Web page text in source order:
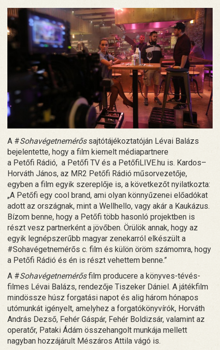
A #Sohavégetnemérőssajtótájékoztatóján Lévai Balázs
bejelentette, hogy a film kiemelt médiapartnere
a Petőfi Rádió, a Petőfi TV és a PetőfiLIVE.hu is. Kardos–
Horváth János, az MR2 Petőfi Rádió műsorvezetője,
egyben a film egyik szereplője is, a következőt nyilatkozta:
„A Petőfi egy cool brand, ami olyan könnyűzenei előadókat
adott az országnak, mint a Wellhello, vagy akár a Kaukázus.
Bízom benne, hogy a Petőfi több hasonló projektben is
részt vesz partnerként a jövőben. Örülök annak, hogy az
egyik legnépszerűbb magyar zenekarról elkészült a
#Sohavégetnemérős c. film és külön öröm számomra, hogy
a Petőfi Rádió és én is részt vehettem benne.”
A #Sohavégetnemérősfilm producere a könyves-tévés-
filmes Lévai Balázs, rendezője Tiszeker Dániel. A játékfilm
mindössze húsz forgatási napot és alig három hónapos
utómunkát igényelt, amelyhez a forgatókönyvírók, Horváth
András Dezső, Fehér Gáspár, Fehér Boldizsár, valamint az
operatőr, Pataki Ádám összehangolt munkája mellett
nagyban hozzájárult Mészáros Attila vágó is.